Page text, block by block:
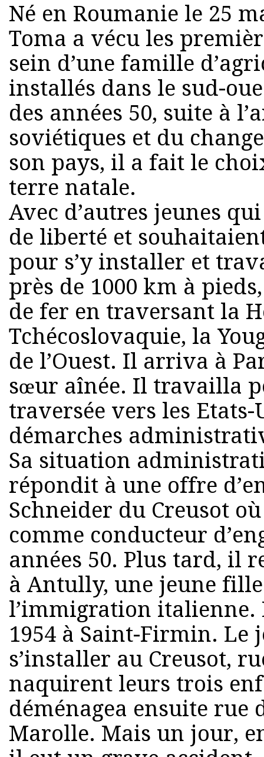
Né en Roumanie le 25
Toma a vécu les
sein d’une famille
installés dans le sud-
des années 50, suite à
soviétiques et du
son pays, il a fait le
terre natale.
Avec d’autres jeunes
de liberté et
pour s’y installer et
près de 1000 km à
de fer en traversant la
Tchécoslovaquie, la
de l’Ouest. Il arriva à
sœur aînée. Il travailla
traversée vers les Etats-
démarches
Sa situation
répondit à une offre
Schneider du Creusot
comme conducteur
années 50. Plus tard, il
à Antully, une jeune
l’immigration italienne.
1954 à Saint-Firmin.
s’installer au Creusot,
naquirent leurs trois
déménagea ensuite rue
Marolle. Mais un jour,